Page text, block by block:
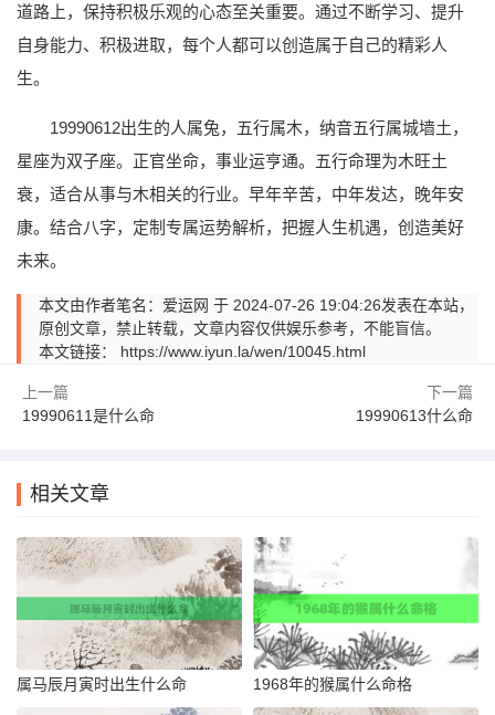
道路上，保持积极乐观的心态至关重要。通过不断学习、提升
自身能力、积极进取，每个人都可以创造属于自己的精彩人
生。
19990612出生的人属兔，五行属木，纳音五行属城墙土，
星座为双子座。正官坐命，事业运亨通。五行命理为木旺土
衰，适合从事与木相关的行业。早年辛苦，中年发达，晚年安
康。结合八字，定制专属运势解析，把握人生机遇，创造美好
未来。
本文由作者笔名：爱运网 于 2024-07-26 19:04:26发表在本站，
原创文章，禁止转载，文章内容仅供娱乐参考，不能盲信。
本文链接： https://www.iyun.la/wen/10045.html
上一篇
19990611是什么命
下一篇
19990613什么命
相关文章
属马辰月寅时出生什么命 1968年的猴属什么命格